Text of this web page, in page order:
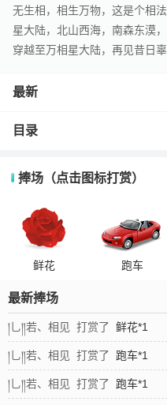
无生相，相生万物，这是个相
星大陆，北山西海，南森东漠
穿越至万相星大陆，再见昔日
最新
目录
捧场（点击图标打赏）
鲜花 跑车
最新捧场
།乚༎若、相见 打赏了 鲜花*1
།乚༎若、相见 打赏了 跑车*1
།乚༎若、相见 打赏了 跑车*1